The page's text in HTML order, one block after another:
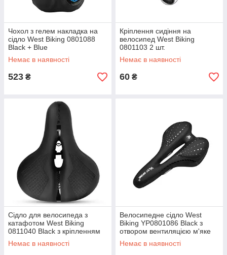
Чохол з гелем накладка на
сідло West Biking 0801088
Black + Blue
Немає в наявності
523 ₴
Кріплення сидіння на
велосипед West Biking
0801103 2 шт.
Немає в наявності
60 ₴
Сідло для велосипеда з
катафотом West Biking
0811040 Black з кріпленням
шт
Немає в наявності
Велосипедне сідло West
Biking YP0801086 Black з
отвором вентиляцією м'яке
спортивне шт.
Немає в наявності